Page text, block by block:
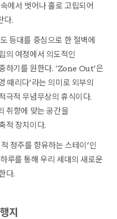
에서 벗어나 홀로 고립되어
다.
대를 중심으로 한 절벽에
의 여정에서 의도적인
하기를 원한다. ‘Zone Out’은
때리다’라는 의미로 외부의
극적 무념무상의 휴식이다.
향에 맞는 공간을
적 장치이다.
정주를 향유하는 스테이’인
를 통해 우리 세대의 새로운
다.
지